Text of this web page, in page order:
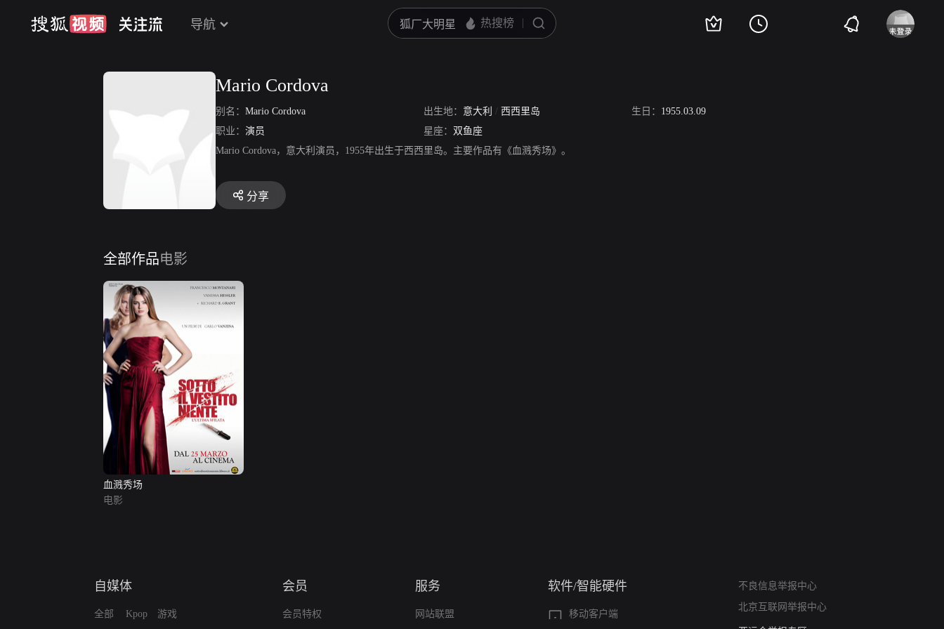
导航
Mario Cordova
别名： Mario Cordova 出生地： 意大利 / 西西里岛 生日： 1955.03.09
职业： 演员 星座： 双鱼座
Mario Cordova，意大利演员，1955年出生于西西里岛。主要作品有《血溅秀场》。
分享
全部作品电影
血溅秀场
电影
自媒体
全部 Kpop 游戏
会员
会员特权
服务
网站联盟
软件/智能硬件
移动客户端
不良信息举报中心
北京互联网举报中心
算法推荐专项举报